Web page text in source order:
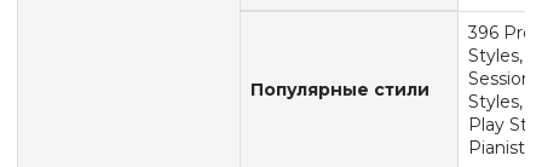
Популярные стили
396 Pro
Styles,
Session
Styles,
Play
Pianist